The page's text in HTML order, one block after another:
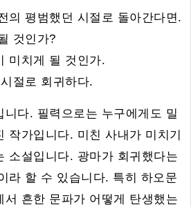
의 평범했던 시절로 돌아간다면.
것인가?
미치게 될 것인가.
절로 회귀하다.
니다. 필력으로는 누구에게도 밀
작가입니다. 미친 사내가 미치기
소설입니다. 광마가 회귀했다는
라 할 수 있습니다. 특히 하오문
서 흔한 문파가 어떻게 탄생했는